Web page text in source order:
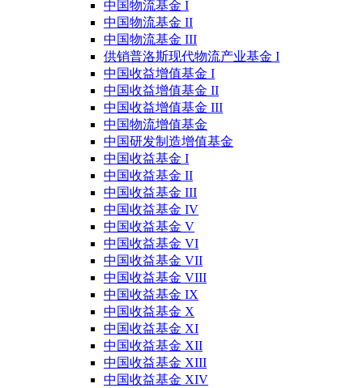
中国物流基金 I
中国物流基金 II
中国物流基金 III
供销普洛斯现代物流产业基金 I
中国收益增值基金 I
中国收益增值基金 II
中国收益增值基金 III
中国物流增值基金
中国研发制造增值基金
中国收益基金 I
中国收益基金 II
中国收益基金 III
中国收益基金 IV
中国收益基金 V
中国收益基金 VI
中国收益基金 VII
中国收益基金 VIII
中国收益基金 IX
中国收益基金 X
中国收益基金 XI
中国收益基金 XII
中国收益基金 XIII
中国收益基金 XIV